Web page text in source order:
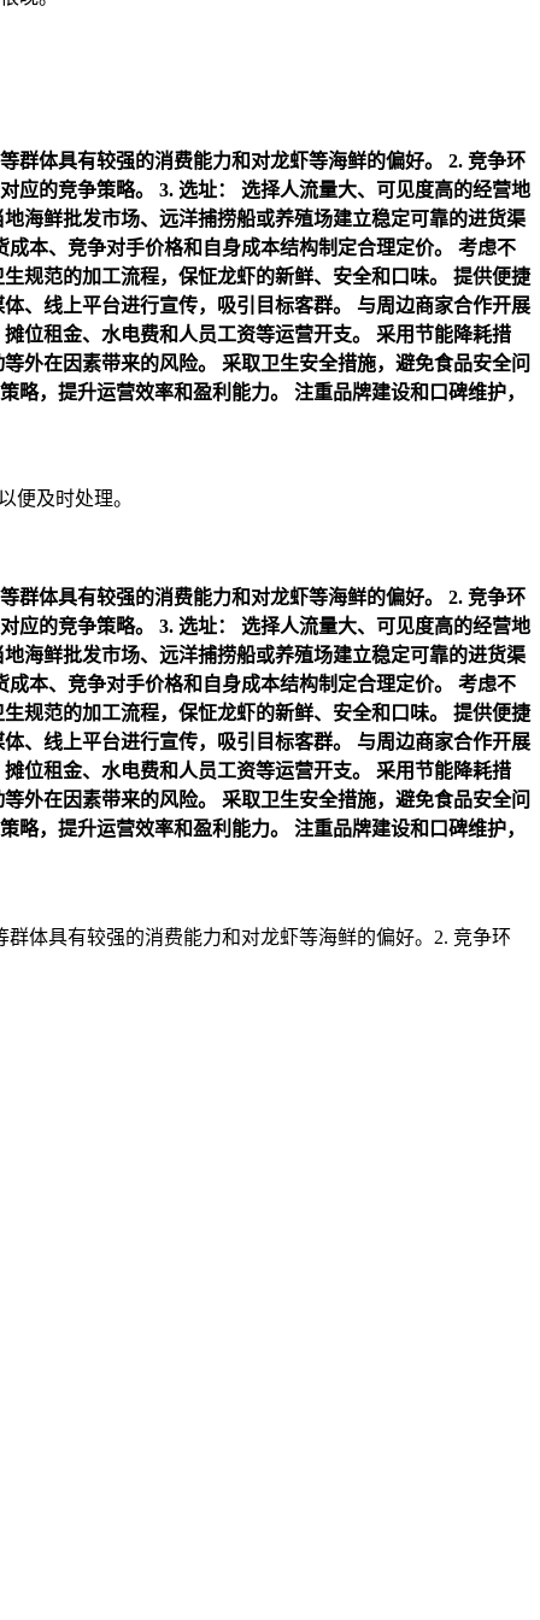
群体具有较强的消费能力和对龙虾等海鲜的偏好。
2. 竞争环
应的竞争策略。
3. 选址：
选择人流量大、可见度高的经营地
地海鲜批发市场、远洋捕捞船或养殖场建立稳定可靠的进货渠
成本、竞争对手价格和自身成本结构制定合理定价。
考虑不
规范的加工流程，保怔龙虾的新鲜、安全和口味。
提供便捷
、线上平台进行宣传，吸引目标客群。
与周边商家合作开展
位租金、水电费和人员工资等运营开支。
采用节能降耗措
外在因素带来的风险。
采取卫生安全措施，避免食品安全问
略，提升运营效率和盈利能力。
注重品牌建设和口碑维护，
便及时处理。
群体具有较强的消费能力和对龙虾等海鲜的偏好。
2. 竞争环
应的竞争策略。
3. 选址：
选择人流量大、可见度高的经营地
地海鲜批发市场、远洋捕捞船或养殖场建立稳定可靠的进货渠
成本、竞争对手价格和自身成本结构制定合理定价。
考虑不
规范的加工流程，保怔龙虾的新鲜、安全和口味。
提供便捷
、线上平台进行宣传，吸引目标客群。
与周边商家合作开展
位租金、水电费和人员工资等运营开支。
采用节能降耗措
外在因素带来的风险。
采取卫生安全措施，避免食品安全问
略，提升运营效率和盈利能力。
注重品牌建设和口碑维护，
体具有较强的消费能力和对龙虾等海鲜的偏好。2. 竞争环